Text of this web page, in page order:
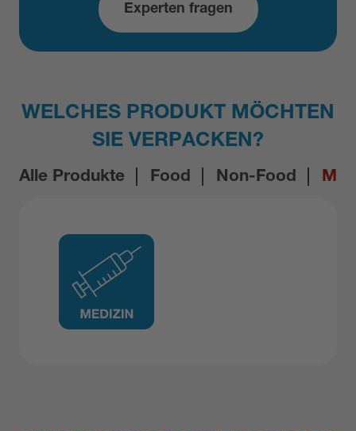
Experten fragen
WELCHES PRODUKT MÖCHTEN
SIE VERPACKEN?
Alle Produkte Food Non-Food